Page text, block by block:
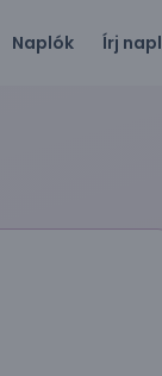
Naplók Írj